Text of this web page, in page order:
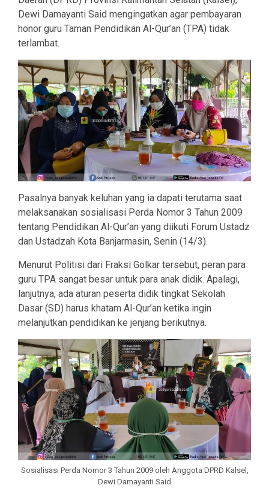
Dewi Damayanti Said mengingatkan agar pembayaran
honor guru Taman Pendidikan Al-Qur’an (TPA) tidak
terlambat.
Pasalnya banyak keluhan yang ia dapati terutama saat
melaksanakan sosialisasi Perda Nomor 3 Tahun 2009
tentang Pendidikan Al-Qur’an yang diikuti Forum Ustadz
dan Ustadzah Kota Banjarmasin, Senin (14/3).
Menurut Politisi dari Fraksi Golkar tersebut, peran para
guru TPA sangat besar untuk para anak didik. Apalagi,
lanjutnya, ada aturan peserta didik tingkat Sekolah
Dasar (SD) harus khatam Al-Qur’an ketika ingin
melanjutkan pendidikan ke jenjang berikutnya.
Sosialisasi Perda Nomor 3 Tahun 2009 oleh Anggota DPRD Kalsel,
Dewi Damayanti Said